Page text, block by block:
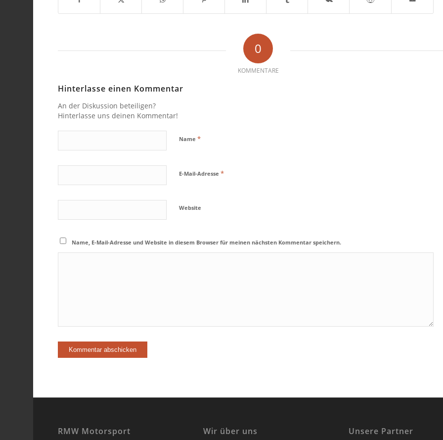
0
KOMMENTARE
Hinterlasse einen Kommentar
An der Diskussion beteiligen?
Hinterlasse uns deinen Kommentar!
Name*
E-Mail-Adresse*
Website
Name, E-Mail-Adresse und Website in diesem Browser für meinen nächsten Kommentar speichern.
RMW Motorsport Wir über uns Unsere Partner